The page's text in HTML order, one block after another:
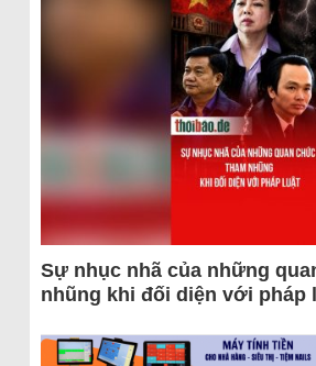
Sự nhục nhã của những
nhũng khi đối diện với pháp